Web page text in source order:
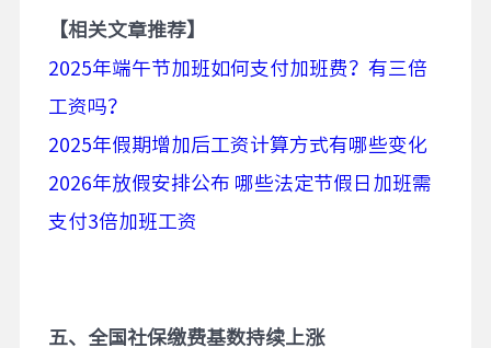
【相关文章推荐】
2025年端午节加班如何支付加班费？有三倍
工资吗？
2025年假期增加后工资计算方式有哪些变化
2026年放假安排公布 哪些法定节假日加班需
支付3倍加班工资
五、全国社保缴费基数持续上涨